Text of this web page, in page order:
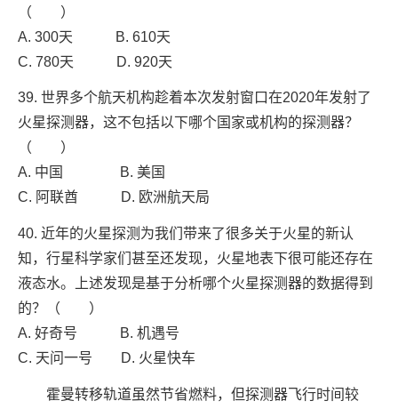
（ ）
A. 300天 B. 610天
C. 780天 D. 920天
39. 世界多个航天机构趁着本次发射窗口在2020年发射了
火星探测器，这不包括以下哪个国家或机构的探测器？
（ ）
A. 中国 B. 美国
C. 阿联酋 D. 欧洲航天局
40. 近年的火星探测为我们带来了很多关于火星的新认
知，行星科学家们甚至还发现，火星地表下很可能还存在
液态水。上述发现是基于分析哪个火星探测器的数据得到
的？（ ）
A. 好奇号 B. 机遇号
C. 天问一号 D. 火星快车
霍曼转移轨道虽然节省燃料，但探测器飞行时间较